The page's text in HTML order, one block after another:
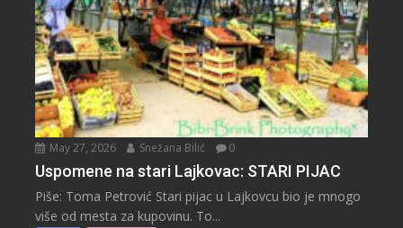
May 27, 2026 Snežana Bilić 0
Uspomene na stari Lajkovac: STARI PIJAC
Piše: Toma Petrović Stari pijac u Lajkovcu bio je mnogo
više od mesta za kupovinu. To...